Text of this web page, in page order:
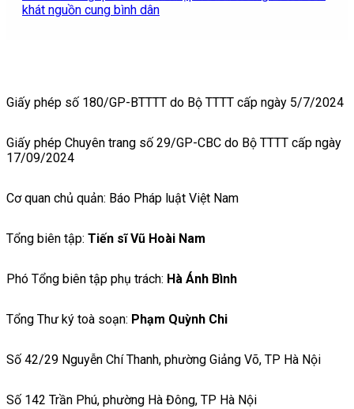
khát nguồn cung bình dân
Giấy phép số 180/GP-BTTTT do Bộ TTTT cấp ngày 5/7/2024
Giấy phép Chuyên trang số 29/GP-CBC do Bộ TTTT cấp ngày
17/09/2024
Cơ quan chủ quản: Báo Pháp luật Việt Nam
Tổng biên tập: Tiến sĩ Vũ Hoài Nam
Phó Tổng biên tập phụ trách: Hà Ánh Bình
Tổng Thư ký toà soạn: Phạm Quỳnh Chi
Số 42/29 Nguyễn Chí Thanh, phường Giảng Võ, TP Hà Nội
Số 142 Trần Phú, phường Hà Đông, TP Hà Nội